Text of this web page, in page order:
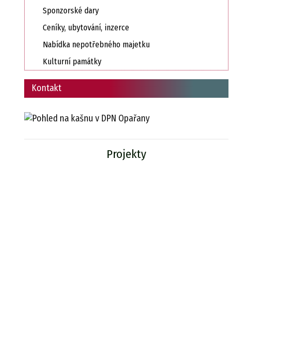
Sponzorské dary
Ceníky, ubytování, inzerce
Nabídka nepotřebného majetku
Kulturní památky
Kontakt
Projekty